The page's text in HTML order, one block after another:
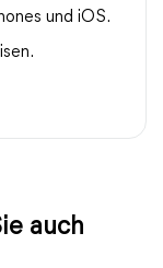
und iOS.
auch